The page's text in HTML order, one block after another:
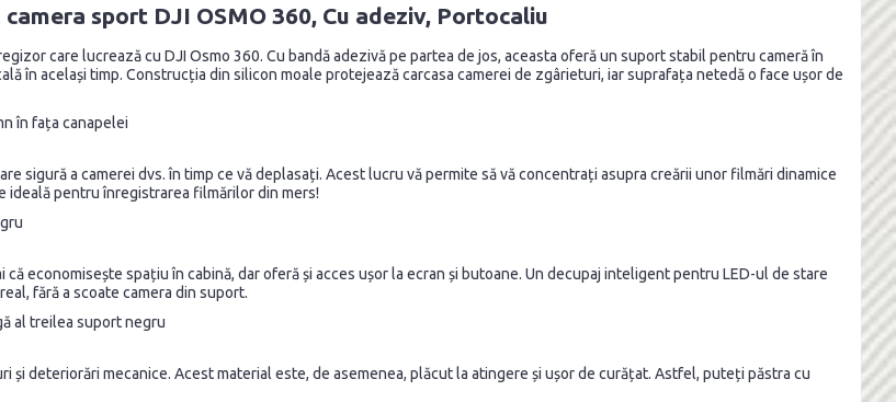
sport DJI OSMO 360, Cu adeziv, Portocaliu
care lucrează cu DJI Osmo 360. Cu bandă adezivă pe partea de jos, aceasta oferă un suport stabil pentru cameră în
în același timp. Construcția din silicon moale protejează carcasa camerei de zgârieturi, iar suprafața netedă o face ușor de
sigură a camerei dvs. în timp ce vă deplasați. Acest lucru vă permite să vă concentrați asupra creării unor filmări dinamice
ideală pentru înregistrarea filmărilor din mers!
economisește spațiu în cabină, dar oferă și acces ușor la ecran și butoane. Un decupaj inteligent pentru LED-ul de stare
fără a scoate camera din suport.
deteriorări mecanice. Acest material este, de asemenea, plăcut la atingere și ușor de curățat. Astfel, puteți păstra cu